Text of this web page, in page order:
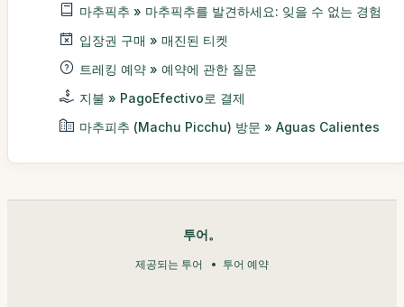
마추픽추 » 마추픽추를 발견하세요: 잊을 수 없는 경험
입장권 구매 » 매진된 티켓
트레킹 예약 » 예약에 관한 질문
지불 » PagoEfectivo로 결제
마추피추 (Machu Picchu) 방문 » Aguas Calientes
투어。
제공되는 투어 투어 예약